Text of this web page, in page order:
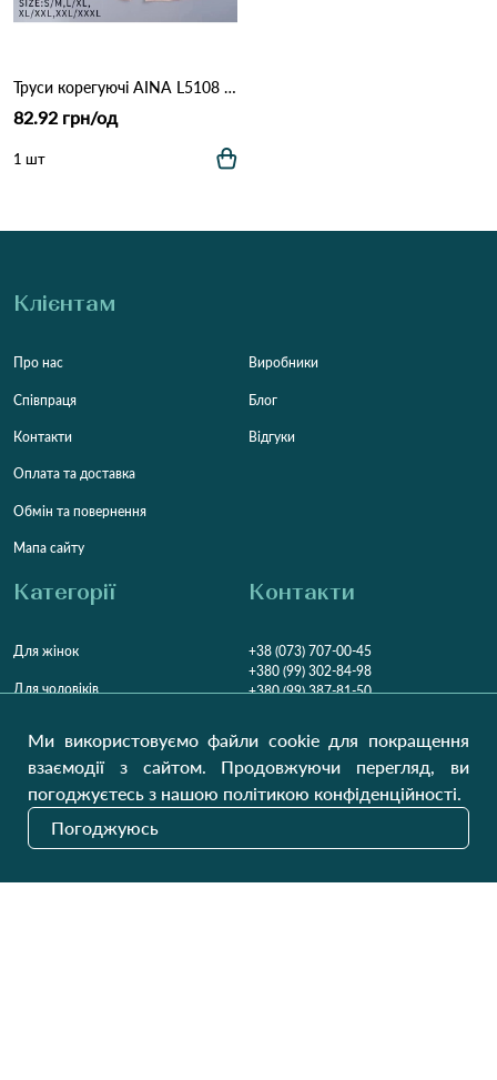
Труси корегуючі AINA L5108 (11В) Різні кольори
82.92 грн/од
1 шт
Клієнтам
Про нас
Співпраця
Контакти
Оплата та доставка
Обмін та повернення
Мапа сайту
Виробники
Блог
Відгуки
Категорії
Для жінок
Для чоловіків
Домашній текстиль
Контакти
+38 (073) 707-00-45
+380 (99) 302-84-98
+380 (99) 387-81-50
Пн-Пт9:00 - 16:00
НДВихідний
Наші оновлення
Ми використовуємо файли cookie для покращення
взаємодії з сайтом. Продовжуючи перегляд, ви
погоджуєтесь з нашою політикою конфіденційності.
Погоджуюсь